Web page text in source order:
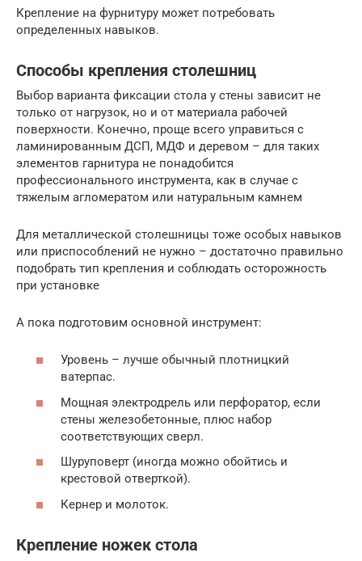
Крепление на фурнитуру может потребовать
определенных навыков.
Способы крепления столешниц
Выбор варианта фиксации стола у стены зависит не
только от нагрузок, но и от материала рабочей
поверхности. Конечно, проще всего управиться с
ламинированным ДСП, МДФ и деревом – для таких
элементов гарнитура не понадобится
профессионального инструмента, как в случае с
тяжелым агломератом или натуральным камнем
Для металлической столешницы тоже особых навыков
или приспособлений не нужно – достаточно правильно
подобрать тип крепления и соблюдать осторожность
при установке
А пока подготовим основной инструмент:
Уровень – лучше обычный плотницкий
ватерпас.
Мощная электродрель или перфоратор, если
стены железобетонные, плюс набор
соответствующих сверл.
Шуруповерт (иногда можно обойтись и
крестовой отверткой).
Кернер и молоток.
Крепление ножек стола